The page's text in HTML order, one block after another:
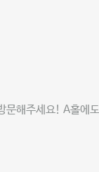
해주세요! A홀에